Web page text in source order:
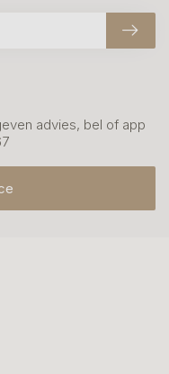
advies, bel of app